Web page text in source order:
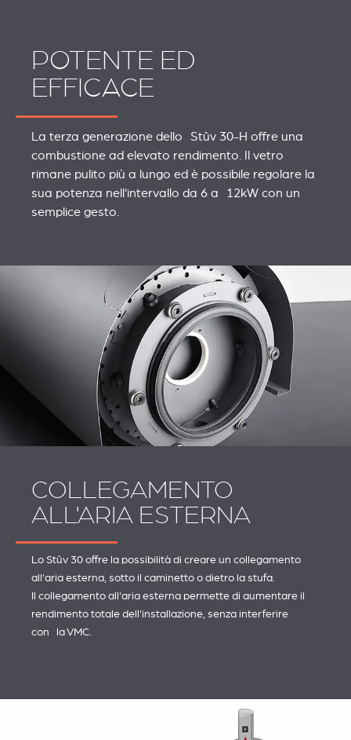
POTENTE ED
EFFICACE
La terza generazione dello Stûv 30-H offre una
combustione ad elevato rendimento. Il vetro
rimane pulito più a lungo ed è possibile regolare la
sua potenza nell'intervallo da 6 a 12kW con un
semplice gesto.
COLLEGAMENTO
ALL'ARIA ESTERNA
Lo Stûv 30 offre la possibilità di creare un collegamento
all'aria esterna, sotto il caminetto o dietro la stufa.
Il collegamento all'aria esterna permette di aumentare il
rendimento totale dell'installazione, senza interferire
con la VMC.